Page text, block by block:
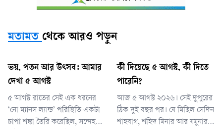
মতামত থেকে আরও পড়ুন
ভয়, পতন আর উৎসব: আমার
দেখা ৫ আগস্ট
৫ আগস্ট রাতের সেই এক ধরনের
‘নো ম্যানস ল্যান্ড’ পরিস্থিতি একটা
চাপা শঙ্কা তৈরি করেছিল, সন্দেহ
কী দিয়েছে ৫ আগস্ট, কী দিতে
পারেনি?
আজ ৫ আগস্ট ২০২৬। সেই দুপুরের
ঠিক দুই বছর পর। যে মিছিল সেদিন
শাহবাগ, শহিদ মিনার আর যমুনার